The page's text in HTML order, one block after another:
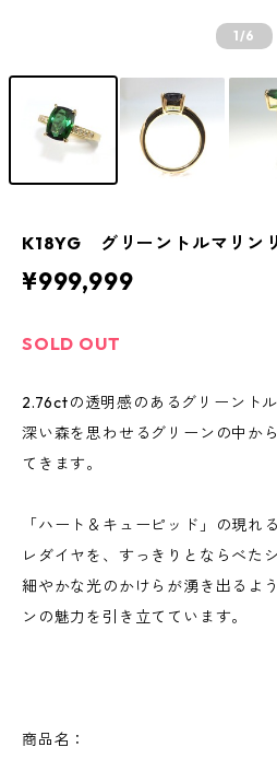
1/6
K18YG グリーントルマリン
¥999,999
SOLD OUT
2.76ctの透明感のあるグリーントル
深い森を思わせるグリーンの中か
てきます。
「ハート＆キューピッド」の現れ
レダイヤを、すっきりとならべた
細やかな光のかけらが湧き出るよ
ンの魅力を引き立てています。
商品名：